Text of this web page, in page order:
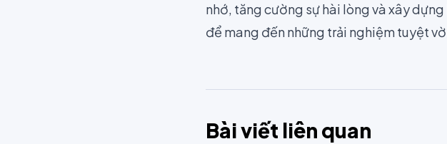
nhớ, tăng cường sự hài lòng và xây
để mang đến những trải nghiệm tuyệt
Bài viết liên quan